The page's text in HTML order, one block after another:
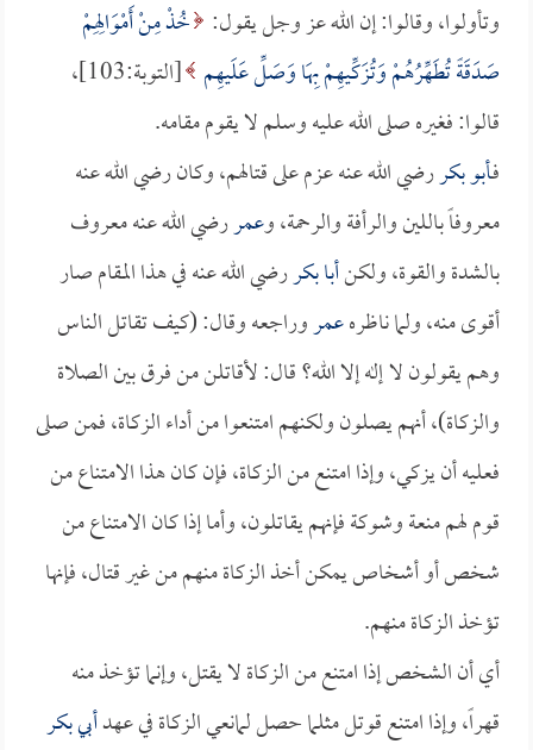
وتأولوا، وقالوا: إن الله عز وجل يقول: خُذْ مِنْ أَمْوَالِهِمْ
صَدَقَةً تُطَهِّرُهُمْ وَتُزَكِّيهِمْ بِهَا وَصَلِّ عَلَيهِم
[التوبة:103]،
قالوا: فغيره صلى الله عليه وسلم لا يقوم مقامه.
فـأبو بكررضي الله عنه عزم على قتالهم، وكان رضي الله عنه
معروفاً باللين والرأفة والرحمة، وعمررضي الله عنه معروف
بالشدة والقوة، ولكنأبا بكررضي الله عنه في هذا المقام صار
أقوى منه، ولما ناظرهعمروراجعه وقال: (كيف تقاتل الناس
وهم يقولون لا إله إلا الله؟ قال: لأقاتلن من فرق بين الصلاة
والزكاة)، أنهم يصلون ولكنهم امتنعوا من أداء الزكاة، فمن صلى
فعليه أن يزكي، وإذا امتنع من الزكاة، فإن كان هذا الامتناع من
قوم لهم منعة وشوكة فإنهم يقاتلون، وأما إذا كان الامتناع من
شخص أو أشخاص يمكن أخذ الزكاة منهم من غير قتال، فإنها
تؤخذ الزكاة منهم.
أي أن الشخص إذا امتنع من الزكاة لا يقتل، وإنما تؤخذ منه
قهراً، وإذا امتنع قوتل مثلما حصل لمانعي الزكاة في عهدأبي بكر